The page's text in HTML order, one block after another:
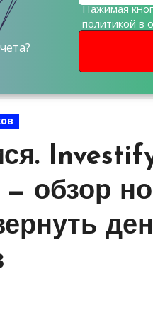
Нажимая
политикой в
— обзор